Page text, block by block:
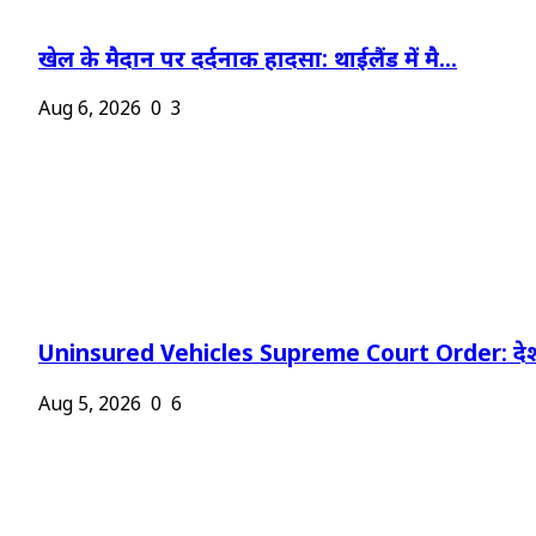
खेल के मैदान पर दर्दनाक हादसा: थाईलैंड में मै...
Aug 6, 2026 0 3
Uninsured Vehicles Supreme Court Order:
Aug 5, 2026 0 6